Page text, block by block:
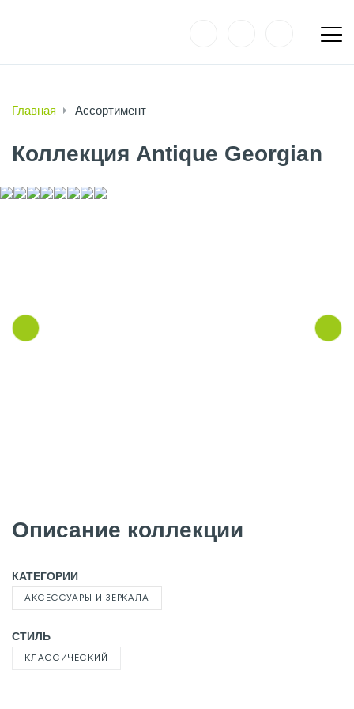
Главная Ассортимент
Коллекция Antique Georgian
Описание коллекции
КАТЕГОРИИ
АКСЕССУАРЫ И ЗЕРКАЛА
СТИЛЬ
КЛАССИЧЕСКИЙ